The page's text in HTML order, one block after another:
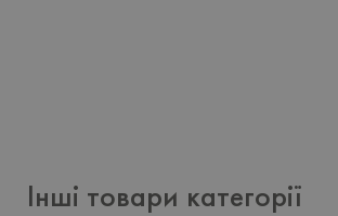
Інші товари категорії